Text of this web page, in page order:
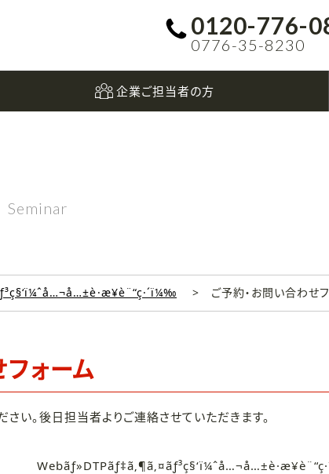
0120-776-
0776-35-8230
企業ご担当者の方
Seminar
ご予約・お問い合わせ
ォーム
い。後日担当者よりご連絡させていただきます。